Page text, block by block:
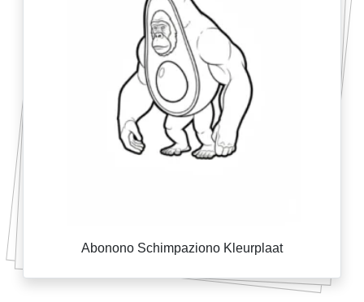
Abonono Schimpaziono Kleurplaat